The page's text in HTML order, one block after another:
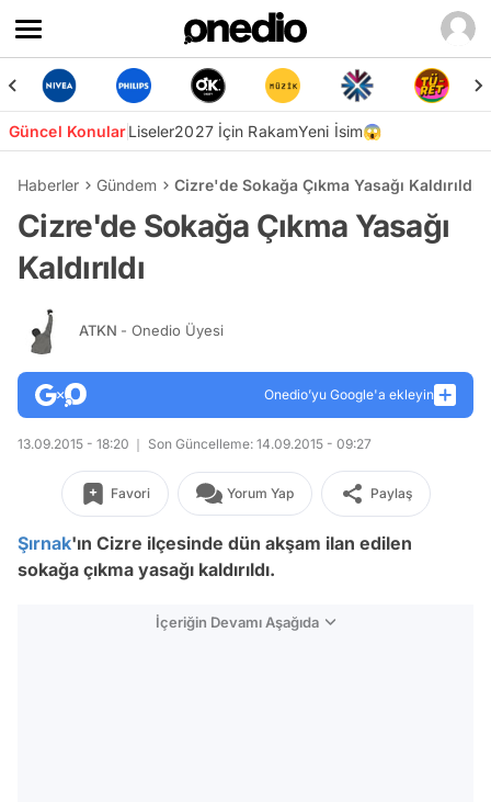
Güncel KonularLiseler2027 İçin RakamYeni İsim😱
Haberler Gündem Cizre'de Sokağa Çıkma Yasağı Kaldırıldı
Cizre'de Sokağa Çıkma Yasağı
Kaldırıldı
ATKN - Onedio Üyesi
Onedio’yu Google'a ekleyin
13.09.2015 - 18:20 Son Güncelleme: 14.09.2015 - 09:27
Favori Yorum Yap Paylaş
Şırnak'ın Cizre ilçesinde dün akşam ilan edilen
sokağa çıkma yasağı kaldırıldı.
İçeriğin Devamı Aşağıda